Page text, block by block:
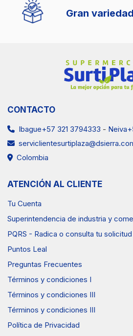
Gran
CONTACTO
Ibague+57 321 3794333 -
Colombia
ATENCIÓN AL CLIENTE
Tu Cuenta
Superintendencia de industria y
PQRS - Radica o consulta tu solicitud
Puntos Leal
Preguntas Frecuentes
Términos y condiciones I
Términos y condiciones III
Términos y condiciones III
Política de Privacidad